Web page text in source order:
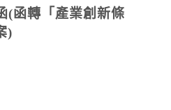
(函轉「產業創新條
)